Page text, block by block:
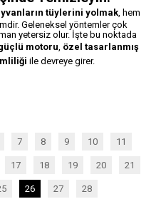
tüylerini yolmak, hem
Geleneksel yöntemler çok
yetersiz olur. İşte bu noktada
motoru, özel tasarlanmış
ile devreye girer.
7 8 9 10 11
17 18 19 20 21
26 27 28